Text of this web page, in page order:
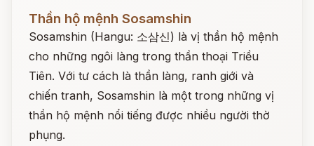
Đọc ngay
Thần hộ mệnh Sosamshin
Sosamshin (Hangu: 소삼신) là vị thần hộ mệnh
cho những ngôi làng trong thần thoại Triều
Tiên. Với tư cách là thần làng, ranh giới và
chiến tranh, Sosamshin là một trong những vị
thần hộ mệnh nổi tiếng được nhiều người thờ
phụng.